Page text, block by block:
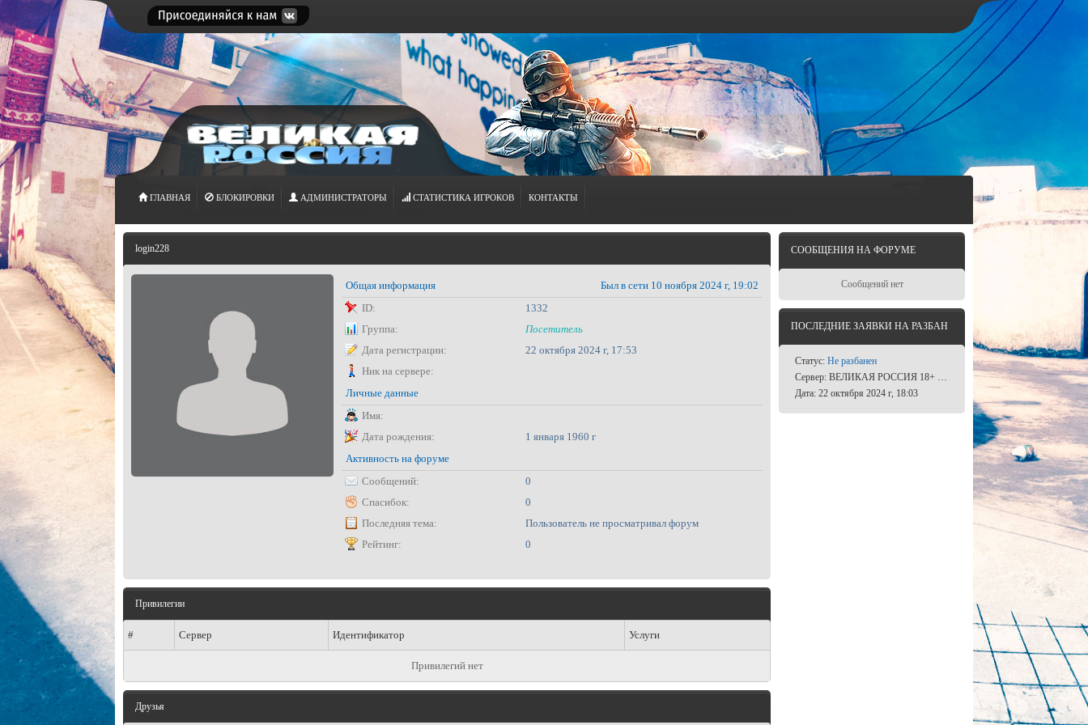
ГЛАВНАЯ БЛОКИРОВКИ АДМИНИСТРАТОРЫ СТАТИСТИКА ИГРОКОВ КОНТАКТЫ
login228
Общая информация
Был в сети 10 ноября 2024 г, 19:02
ID:
1332
Группа:
Посетитель
Дата регистрации:
22 октября 2024 г, 17:53
Ник на сервере:
Личные данные
Имя:
Дата рождения:
1 января 1960 г
Активность на форуме
Сообщений:
0
Спасибок:
0
Последняя тема:
Пользователь не просматривал форум
Рейтинг:
0
Привилегии
# Сервер Идентификатор Услуги
Привилегий нет
Друзья
СООБЩЕНИЯ НА ФОРУМЕ
Сообщений нет
ПОСЛЕДНИЕ ЗАЯВКИ НА РАЗБАН
Статус: Не разбанен
Сервер: ВЕЛИКАЯ РОССИЯ 18+ [STEAM BONUS]
Дата: 22 октября 2024 г, 18:03